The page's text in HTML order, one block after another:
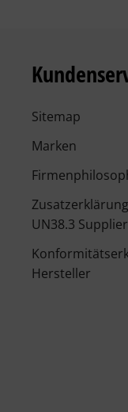
Sitemap
Marken
UN38.3
Hersteller